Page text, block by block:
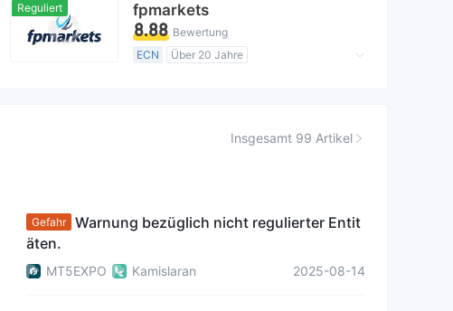
MT4-Volllizenz
Hohes potenzielles Risiko
Reguliert fpmarkets
8.88 Bewertung
ECN
Über 20 Jahre
Insgesamt 99 Artikel
Gefahr
Warnung bezüglich nicht regulierter Entit
äten.
MT5EXPO Kamislaran 2025-08-14